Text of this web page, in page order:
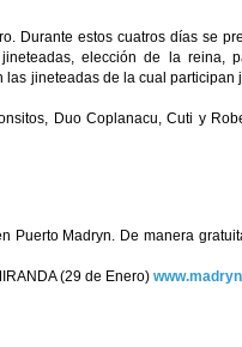
Durante estos cuatros días se
elección de la reina,
jineteadas de la cual
Duo Coplanacu, Cuti y
Madryn. De manera
(29 de Enero)